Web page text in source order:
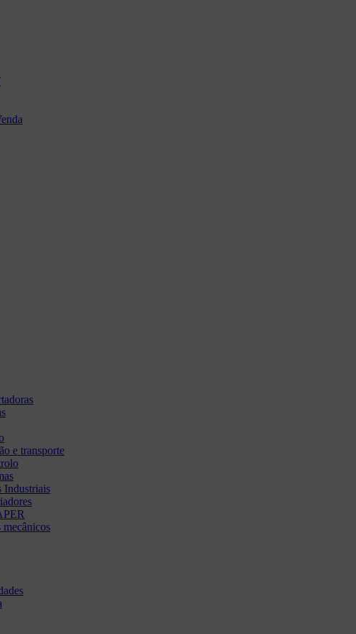
e transporte
Industriais
mecânicos